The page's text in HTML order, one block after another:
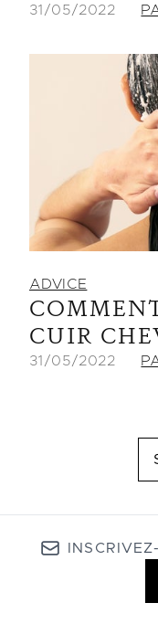
31/05/2022
ADVICE
CUIR
31/05/2022